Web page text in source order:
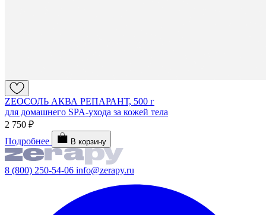
ZEOСОЛЬ АКВА РЕПАРАНТ, 500 г
для домашнего SPA-ухода за кожей тела
2 750 ₽
Подробнее
В корзину
8 (800) 250-54-06 info@zerapy.ru